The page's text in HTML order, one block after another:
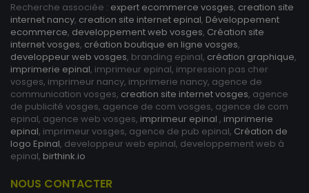
Recherche associée : expert ecommerce vosges, creation site
internet nancy, creation site internet epinal, Développement
ecommerce, developpement web vosges, Création site
internet vosges, création boutique en ligne vosges,
developpeur web vosges, branding epinal, création graphique,
imprimerie epinal, imprimeur epinal, impression pas cher
vosges, imprimeur nancy, imprimerie nancy, agence de
communication vosges, creation site internet vosges, agence
de publicité vosges, agence de com vosges, agence de com
epinal, agence web vosges, imprimeur epinal , imprimerie
epinal, imprimeur vosges, agence de pub epinal, Création de
logo Epinal, developpeur web epinal, developpement web à
epinal, birthink.io
NOUS CONTACTER